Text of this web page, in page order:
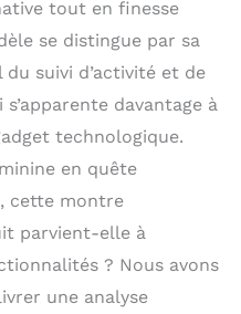
tout en finesse
se distingue par sa
suivi d’activité et de
davantage à
technologique.
en quête
cette montre
parvient-elle à
? Nous avons
une analyse